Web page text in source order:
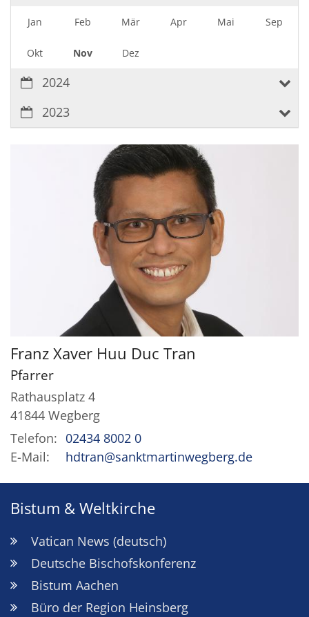
Jan Feb Mär Apr Mai Sep
Okt Nov Dez
2024
2023
Franz Xaver Huu Duc Tran
Pfarrer
Rathausplatz 4
41844 Wegberg
Telefon: 02434 8002 0
E-Mail:
hdtran@sanktmartinwegberg.de
Bistum & Weltkirche
Vatican News (deutsch)
Deutsche Bischofskonferenz
Bistum Aachen
Büro der Region Heinsberg